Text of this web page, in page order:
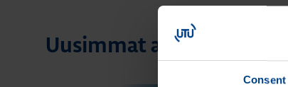
Consent
Uusimmat artikkelit